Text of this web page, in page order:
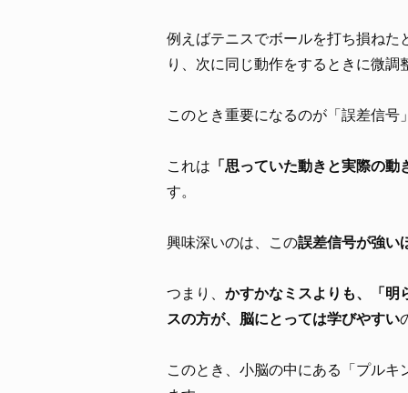
例えばテニスでボールを打ち損ね
り、次に同じ動作をするときに微調
このとき重要になるのが「誤差信号
これは 「思っていた動きと実際の動
す。
興味深いのは、この誤差信号が強い
つまり、 かすかなミスよりも、「明
スの方が、脳にとっては学びやすい
このとき、小脳の中にある「プルキ